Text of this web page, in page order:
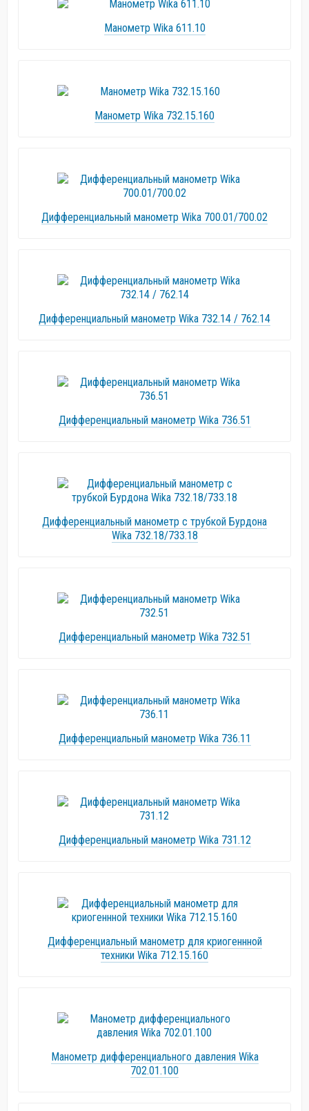
Манометр Wika 611.10
Манометр Wika 732.15.160
Дифференциальный манометр Wika 700.01/700.02
Дифференциальный манометр Wika 732.14 / 762.14
Дифференциальный манометр Wika 736.51
Дифференциальный манометр с трубкой Бурдона
Wika 732.18/733.18
Дифференциальный манометр Wika 732.51
Дифференциальный манометр Wika 736.11
Дифференциальный манометр Wika 731.12
Дифференциальный манометр для криогеннной
техники Wika 712.15.160
Манометр дифференциального давления Wika
702.01.100